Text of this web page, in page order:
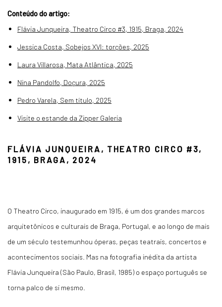
Conteúdo do artigo:
Flávia Junqueira, Theatro Circo #3, 1915, Braga, 2024
Jessica Costa, Sobejos XVI: torções, 2025
Laura Villarosa, Mata Atlântica, 2025
Nina Pandolfo, Doçura, 2025
Pedro Varela, Sem título, 2025
Visite o estande da Zipper Galeria
FLÁVIA JUNQUEIRA, THEATRO CIRCO #3,
1915, BRAGA, 2024
O Theatro Circo, inaugurado em 1915, é um dos grandes marcos
arquitetônicos e culturais de Braga, Portugal, e ao longo de mais
de um século testemunhou óperas, peças teatrais, concertos e
acontecimentos sociais. Mas na fotografia inédita da artista
Flávia Junqueira (São Paulo, Brasil, 1985) o espaço português se
torna palco de si mesmo.